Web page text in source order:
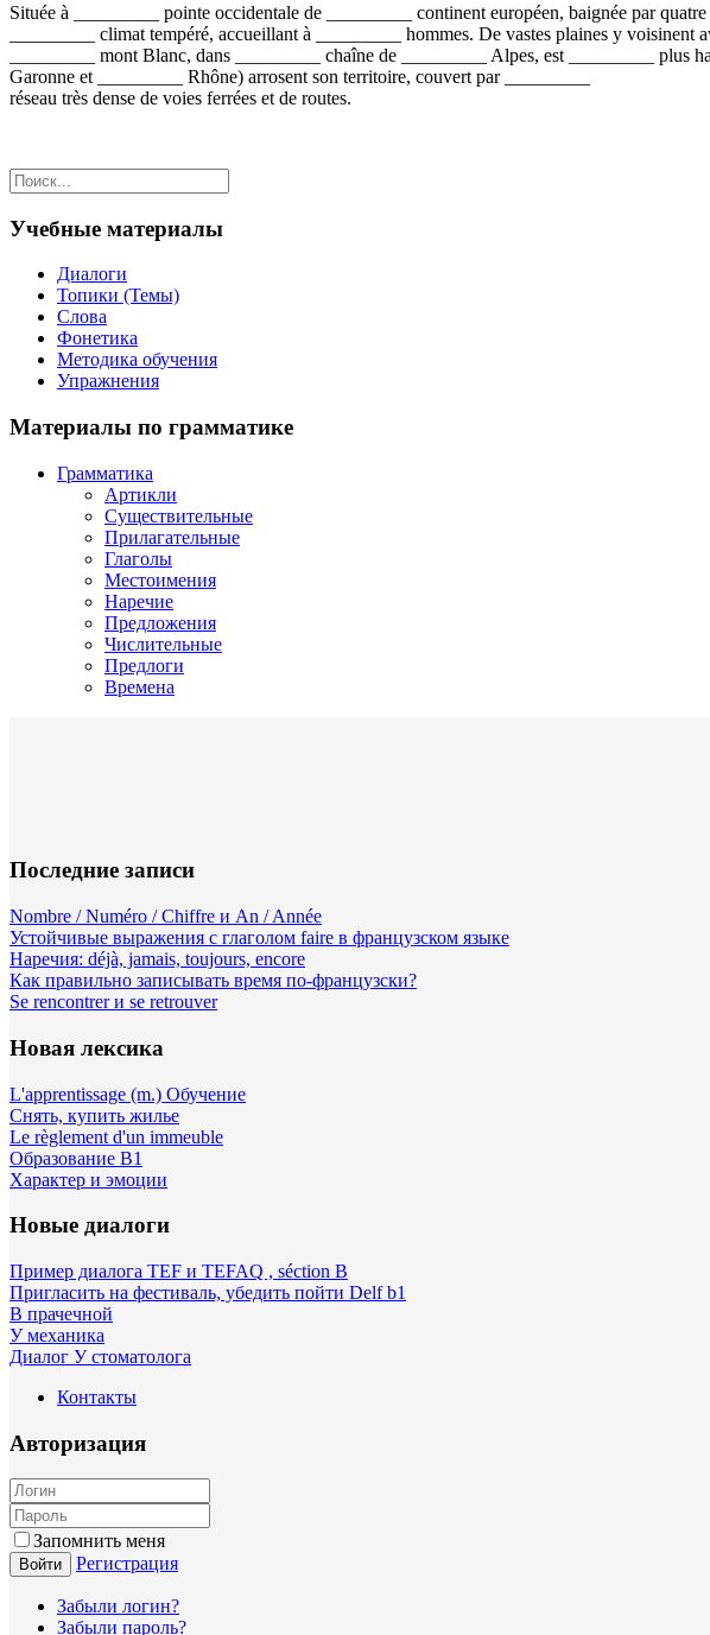
Située à _________ pointe occidentale de _________ continent européen, baignée par
_________ climat tempéré, accueillant à _________ hommes. De vastes plaines y voisinent
_________ mont Blanc, dans _________ chaîne de _________ Alpes, est _________ plus
Garonne et _________ Rhône) arrosent son territoire, couvert par _________
réseau très dense de voies ferrées et de routes.
Учебные материалы
Диалоги
Топики (Темы)
Слова
Фонетика
Методика обучения
Упражнения
Материалы по грамматике
Грамматика
Артикли
Существительные
Прилагательные
Глаголы
Местоимения
Наречие
Предложения
Числительные
Предлоги
Времена
Последние записи
Nombre / Numéro / Chiffre и An / Année
Устойчивые выражения с глаголом faire в французском языке
Наречия: déjà, jamais, toujours, encore
Как правильно записывать время по-французски?
Se rencontrer и se retrouver
Новая лексика
L'apprentissage (m.) Обучение
Снять, купить жилье
Le règlement d'un immeuble
Образование B1
Характер и эмоции
Новые диалоги
Пример диалога TEF и TEFAQ , séction B
Пригласить на фестиваль, убедить пойти Delf b1
В прачечной
У механика
Диалог У стоматолога
Контакты
Авторизация
Запомнить меня
Войти Регистрация
Забыли логин?
Забыли пароль?